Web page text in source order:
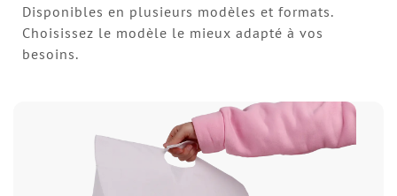
Disponibles en plusieurs modèles et formats.
Choisissez le modèle le mieux adapté à vos
besoins.